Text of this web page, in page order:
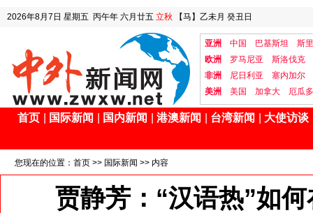
2026年8月7日 星期五 丙午年 六月廿五 立秋 【马】乙未月 癸丑日
亚洲 中国 巴基斯坦
斯
欧洲
罗马尼亚
斯洛伐克
非洲
尼日利亚
塞内加尔
美洲
美国 加拿大 厄瓜
首页 国际新闻 国内新闻 港澳新闻 台湾新闻 大使访谈
您现在的位置： 首页 >> 国际新闻 >> 内容
贾静芳：“汉语热”如